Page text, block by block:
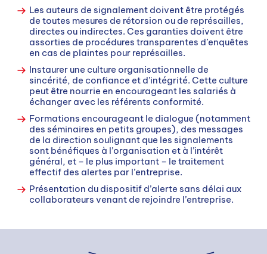
Les auteurs de signalement doivent être protégés
de toutes mesures de rétorsion ou de représailles,
directes ou indirectes. Ces garanties doivent être
assorties de procédures transparentes d’enquêtes
en cas de plaintes pour représailles.
Instaurer une culture organisationnelle de
sincérité, de confiance et d’intégrité. Cette culture
peut être nourrie en encourageant les salariés à
échanger avec les référents conformité.
Formations encourageant le dialogue (notamment
des séminaires en petits groupes), des messages
de la direction soulignant que les signalements
sont bénéfiques à l’organisation et à l’intérêt
général, et – le plus important – le traitement
effectif des alertes par l’entreprise.
Présentation du dispositif d’alerte sans délai aux
collaborateurs venant de rejoindre l’entreprise.